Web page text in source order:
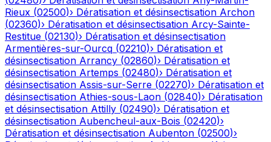
Rieux (02500)› Dératisation et désinsectisation Archon
(02360)› Dératisation et désinsectisation Arcy-Sainte-
Restitue (02130)› Dératisation et désinsectisation
Armentières-sur-Ourcq (02210)› Dératisation et
désinsectisation Arrancy (02860)› Dératisation et
désinsectisation Artemps (02480)› Dératisation et
désinsectisation Assis-sur-Serre (02270)› Dératisation et
désinsectisation Athies-sous-Laon (02840)› Dératisation
et désinsectisation Attilly (02490)› Dératisation et
désinsectisation Aubencheul-aux-Bois (02420)›
Dératisation et désinsectisation Aubenton (02500)›